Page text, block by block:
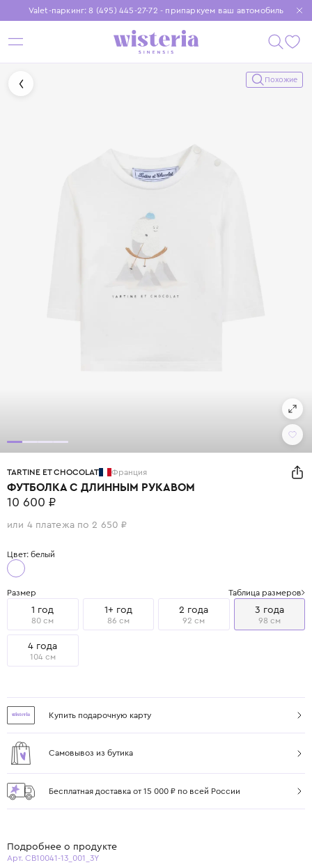
Valet-паркинг: 8 (495) 445-27-72 - припаркуем ваш автомобиль
Бесплатная доставка при заказе от 15 000 ₽
Установите приложение, чтобы покупки были еще удобнее
Похожие
TARTINE ET CHOCOLAT Франция
ФУТБОЛКА С ДЛИННЫМ РУКАВОМ
10 600 ₽
или 4 платежа по 2 650 ₽
Цвет: белый
Размер Таблица размеров
1 год
80 см
1+ год
86 см
2 года
92 см
3 года
98 см
4 года
104 см
Купить подарочную карту
Самовывоз из бутика
Бесплатная доставка от 15 000 ₽ по всей России
Подробнее о продукте
Арт. CB10041-13_001_3Y